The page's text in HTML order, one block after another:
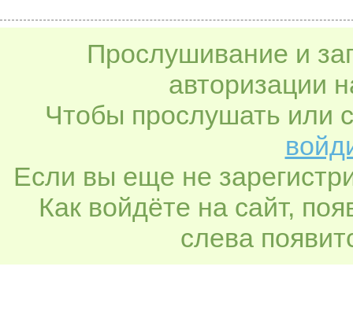
Прослушивание и
авторизации
Чтобы прослушать или
Если вы еще не
Как войдёте на сайт,
слева